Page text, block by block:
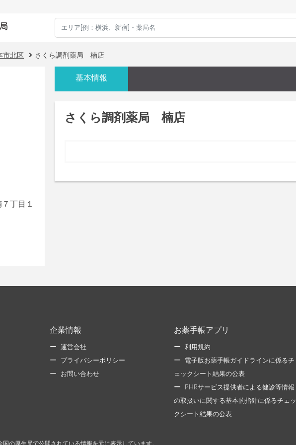
市北区 さくら調剤薬局 楠店
丁目１
基本情報
さくら調剤薬局 楠店
企業情報
運営会社
プライバシーポリシー
お問い合わせ
お薬手帳アプリ
利用規約
電子版お薬手帳ガイドラインに係るチ
ェックシート結果の公表
PHRサービス提供者による健診等情報
の取扱いに関する基本的指針に係るチェッ
クシート結果の公表
の厚生局で公開されている情報を元に表示しています。